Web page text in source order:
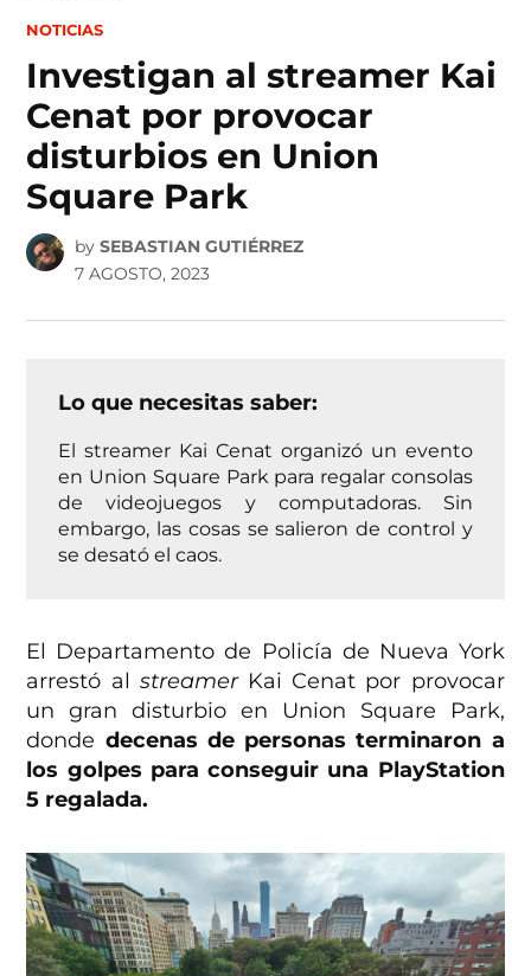
POSTED
NOTICIAS
Investigan al streamer Kai
Cenat por provocar
disturbios en Union
Square Park
by SEBASTIAN GUTIÉRREZ
7 AGOSTO, 2023
Lo que necesitas saber:
El streamer Kai Cenat organizó un evento
en Union Square Park para regalar consolas
de videojuegos y computadoras. Sin
embargo, las cosas se salieron de control y
se desató el caos.
El Departamento de Policía de Nueva York
arrestó al streamer Kai Cenat por provocar
un gran disturbio en Union Square Park,
donde decenas de personas terminaron a
los golpes para conseguir una PlayStation
5 regalada.